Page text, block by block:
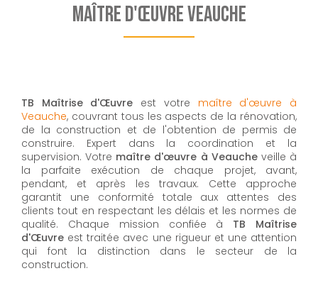
maître d'œuvre Veauche
TB Maîtrise d'Œuvre est votre maître d'œuvre à
Veauche, couvrant tous les aspects de la rénovation,
de la construction et de l'obtention de permis de
construire. Expert dans la coordination et la
supervision. Votre maître d'œuvre à Veaucheveille à
la parfaite exécution de chaque projet, avant,
pendant, et après les travaux. Cette approche
garantit une conformité totale aux attentes des
clients tout en respectant les délais et les normes de
qualité. Chaque mission confiée à TB Maîtrise
d'Œuvre est traitée avec une rigueur et une attention
qui font la distinction dans le secteur de la
construction.